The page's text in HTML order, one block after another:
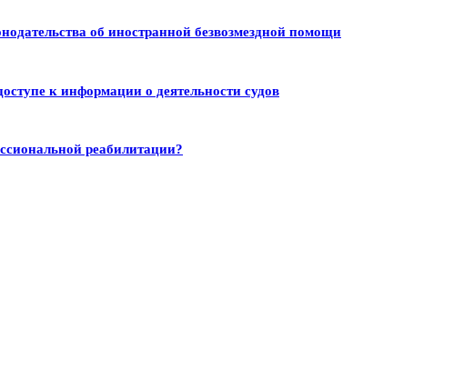
об иностранной безвозмездной помощи
к информации о деятельности судов
реабилитации?